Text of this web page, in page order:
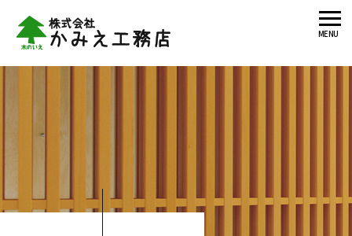
MENU